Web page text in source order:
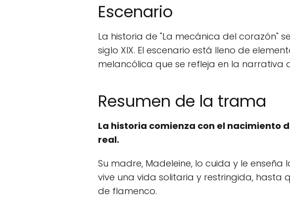
Escenario
La historia de "La mecánica del corazón"
siglo XIX. El escenario está lleno de
melancólica que se refleja en la narrativa
Resumen de la trama
La historia comienza con el nacimiento
real.
Su madre, Madeleine, lo cuida y le
vive una vida solitaria y restringida, hasta
de flamenco.